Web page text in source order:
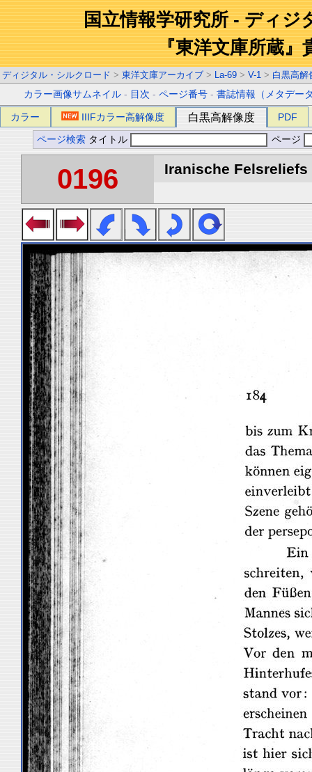
国立情報学研究所 - ディジ
『東洋文庫所蔵』
ディジタル・シルクロード > 東洋文庫アーカイブ > La-69 > V-1 > 白黒高解
カラー画像サムネイル - 目次 -ページ番号 -書誌情報（メタデー
カラー IIIFカラー高解像度 白黒高解像度 PDF
ページ検索 タイトル ページ
0196 Iranische Felsreliefs